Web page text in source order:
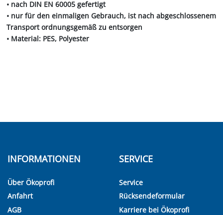
• nach DIN EN 60005 gefertigt
• nur für den einmaligen Gebrauch, ist nach abgeschlossenem
Transport ordnungsgemäß zu entsorgen
• Material: PES, Polyester
INFORMATIONEN
Über Ökoprofi
Anfahrt
AGB
SERVICE
Service
Rücksendeformular
Karriere bei Ökoprofi